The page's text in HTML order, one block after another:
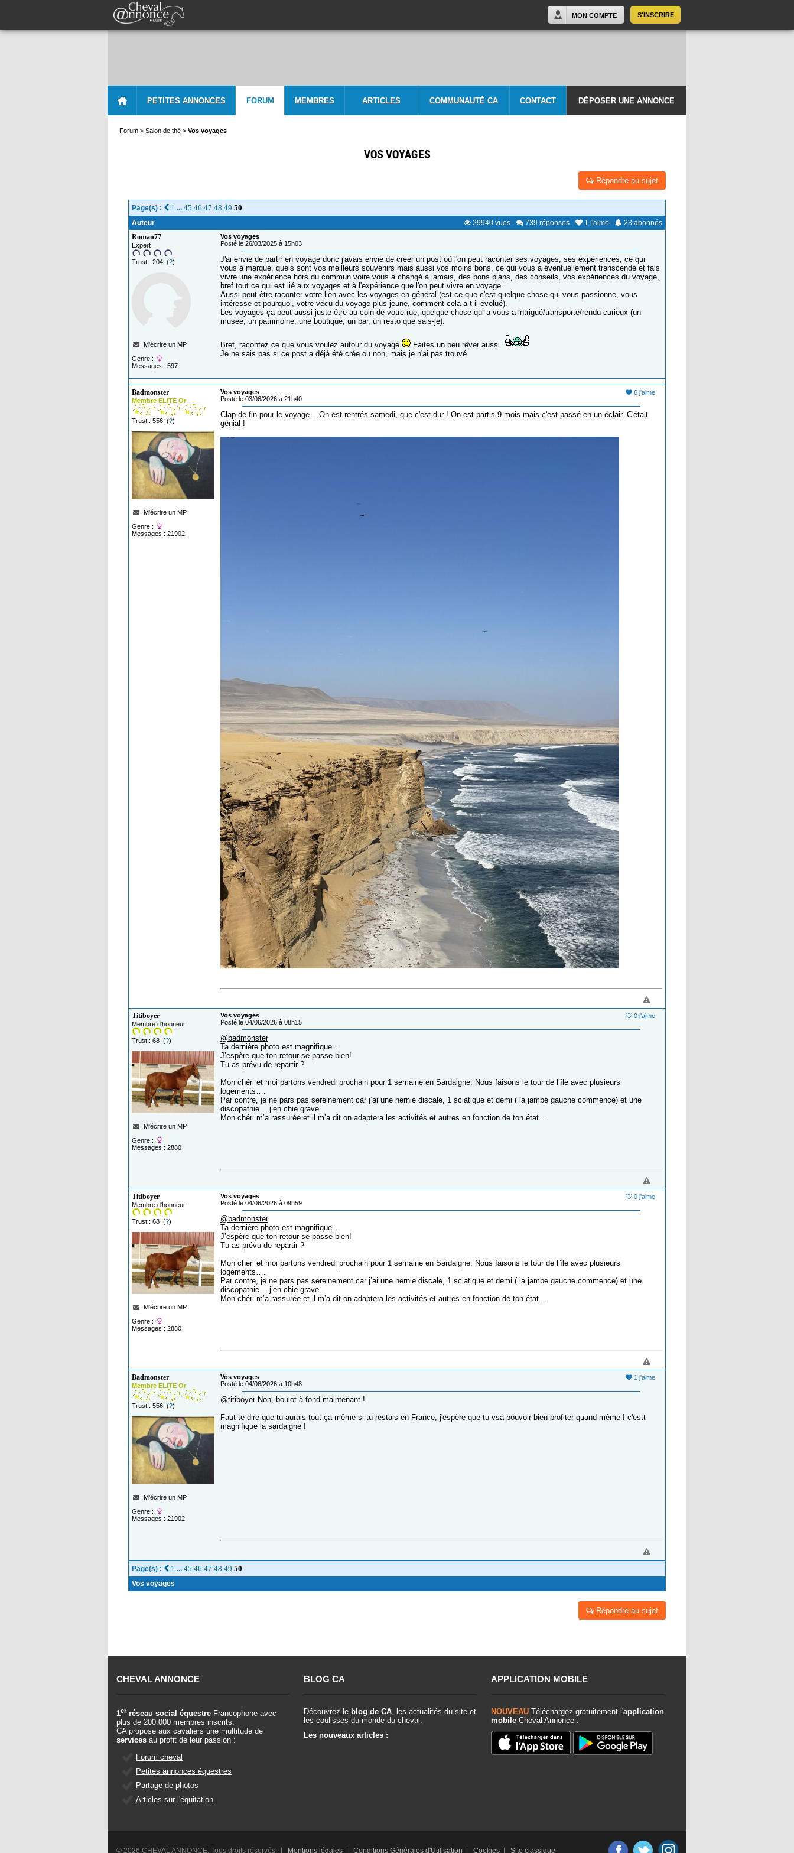
S'INSCRIRE
MON COMPTE
PETITES ANNONCES FORUM MEMBRES ARTICLES COMMUNAUTÉ CA CONTACT DÉPOSER UNE ANNONCE
Forum > Salon de thé > Vos voyages
VOS VOYAGES
Répondre au sujet
Page(s) : 1 ... 45 46 47 48 49 50
Auteur 29940 vues - 739 réponses - 1 j'aime - 23 abonnés
Roman77
Expert
Trust : 204 (?)
M'écrire un MP
Genre :
Messages : 597
Vos voyages
Posté le 26/03/2025 à 15h03
J'ai envie de partir en voyage donc j'avais envie de créer un post où l'on peut raconter ses voyages, ses expériences, ce qui
vous a marqué, quels sont vos meilleurs souvenirs mais aussi vos moins bons, ce qui vous a éventuellement transcendé et fais
vivre une expérience hors du commun voire vous a changé à jamais, des bons plans, des conseils, vos expériences du voyage,
bref tout ce qui est lié aux voyages et à l'expérience que l'on peut vivre en voyage.
Aussi peut-être raconter votre lien avec les voyages en général (est-ce que c'est quelque chose qui vous passionne, vous
intéresse et pourquoi, votre vécu du voyage plus jeune, comment cela a-t-il évolué).
Les voyages ça peut aussi juste être au coin de votre rue, quelque chose qui a vous a intrigué/transporté/rendu curieux (un
musée, un patrimoine, une boutique, un bar, un resto que sais-je).
Bref, racontez ce que vous voulez autour du voyage
Faites un peu rêver aussi
Je ne sais pas si ce post a déjà été crée ou non, mais je n'ai pas trouvé
Badmonster
Membre ELITE Or
Trust : 556 (?)
M'écrire un MP
Genre :
Messages : 21902
6 j'aime
Vos voyages
Posté le 03/06/2026 à 21h40
Clap de fin pour le voyage... On est rentrés samedi, que c'est dur ! On est partis 9 mois mais c'est passé en un éclair. C'était
génial !
Titiboyer
Membre d'honneur
Trust : 68 (?)
M'écrire un MP
Genre :
Messages : 2880
0 j'aime
Vos voyages
Posté le 04/06/2026 à 08h15
@badmonster
Ta dernière photo est magnifique…
J’espère que ton retour se passe bien!
Tu as prévu de repartir ?
Mon chéri et moi partons vendredi prochain pour 1 semaine en Sardaigne. Nous faisons le tour de l’île avec plusieurs
logements….
Par contre, je ne pars pas sereinement car j’ai une hernie discale, 1 sciatique et demi ( la jambe gauche commence) et une
discopathie… j’en chie grave…
Mon chéri m’a rassurée et il m’a dit on adaptera les activités et autres en fonction de ton état…
Titiboyer
Membre d'honneur
Trust : 68 (?)
M'écrire un MP
Genre :
Messages : 2880
0 j'aime
Vos voyages
Posté le 04/06/2026 à 09h59
@badmonster
Ta dernière photo est magnifique…
J’espère que ton retour se passe bien!
Tu as prévu de repartir ?
Mon chéri et moi partons vendredi prochain pour 1 semaine en Sardaigne. Nous faisons le tour de l’île avec plusieurs
logements….
Par contre, je ne pars pas sereinement car j’ai une hernie discale, 1 sciatique et demi ( la jambe gauche commence) et une
discopathie… j’en chie grave…
Mon chéri m’a rassurée et il m’a dit on adaptera les activités et autres en fonction de ton état…
Badmonster
Membre ELITE Or
Trust : 556 (?)
M'écrire un MP
Genre :
Messages : 21902
1 j'aime
Vos voyages
Posté le 04/06/2026 à 10h48
@titiboyer Non, boulot à fond maintenant !
Faut te dire que tu aurais tout ça même si tu restais en France, j'espère que tu vsa pouvoir bien profiter quand même ! c'estt
magnifique la sardaigne !
Page(s) : 1 ... 45 46 47 48 49 50
Vos voyages
Répondre au sujet
CHEVAL ANNONCE
1er réseau social équestre Francophone avec
plus de 200.000 membres inscrits.
CA propose aux cavaliers une multitude de
services au profit de leur passion :
Forum cheval
Petites annonces équestres
Partage de photos
Articles sur l'équitation
BLOG CA
Découvrez le blog de CA, les actualités du site et
les coulisses du monde du cheval.
Les nouveaux articles :
APPLICATION MOBILE
NOUVEAU Téléchargez gratuitement l'application
mobile Cheval Annonce :
© 2026 CHEVAL ANNONCE. Tous droits réservés. | Mentions légales Conditions Générales d'Utilisation Cookies Site classique